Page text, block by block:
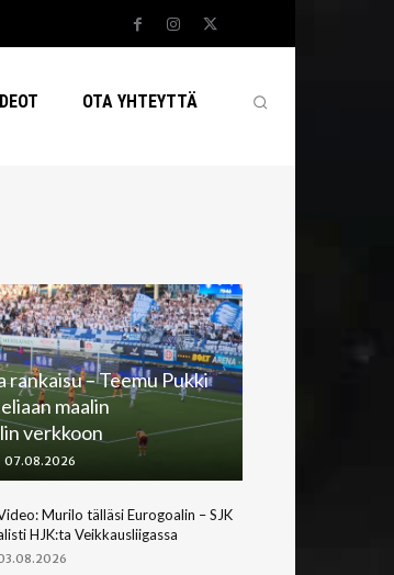
OTA YHTEYTTÄ
rankaisu – Teemu Pukki
maalin
verkkoon
07.08.2026
Murilo tälläsi Eurogoalin – SJK
HJK:ta Veikkausliigassa